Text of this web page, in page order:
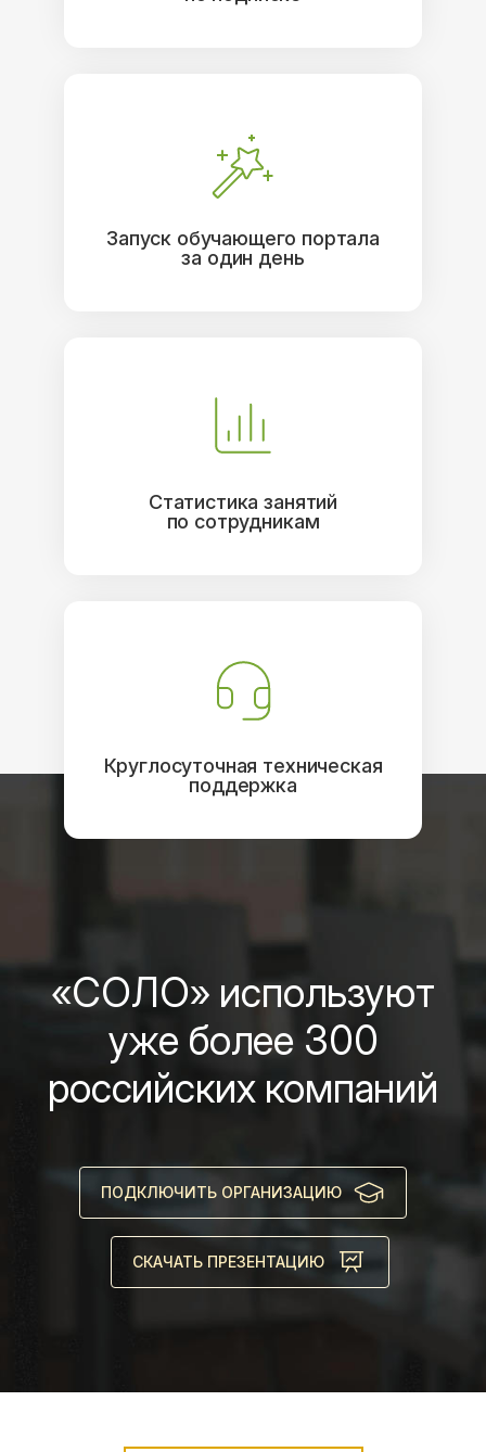
Запуск обучающего портала
за один день
Статистика занятий
по сотрудникам
Круглосуточная техническая
поддержка
«СОЛО» используют
уже более 300
российских компаний
ПОДКЛЮЧИТЬ ОРГАНИЗАЦИЮ
СКАЧАТЬ ПРЕЗЕНТАЦИЮ